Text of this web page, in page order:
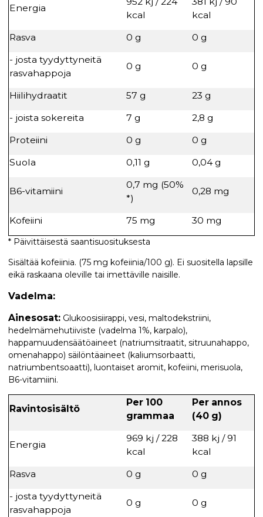
Energia
kcal
kcal
Rasva
0 g
0 g
- josta tyydyttyneitä
rasvahappoja
0 g 0 g
Hiilihydraatit 57 g
23 g
- joista sokereita
7 g
2,8 g
Proteiini
0 g
0 g
Suola
0,11 g 0,04 g
B6-vitamiini
0,7 mg (50%
*)
0,28 mg
Kofeiini 75 mg 30 mg
* Päivittäisestä saantisuosituksesta
Sisältää kofeiinia. (75 mg kofeiinia/100 g). Ei suositella lapsille
eikä raskaana oleville tai imettäville naisille.
Vadelma:
Ainesosat: Glukoosisiirappi, vesi, maltodekstriini,
hedelmämehutiiviste (vadelma 1%, karpalo),
happamuudensäätöaineet (natriumsitraatit, sitruunahappo,
omenahappo) säilöntäaineet (kaliumsorbaatti,
natriumbentsoaatti), luontaiset aromit, kofeiini, merisuola,
B6-vitamiini.
Ravintosisältö
Per 100
grammaa
Per annos
(40 g)
Energia
969 kj / 228
kcal
388 kj / 91
kcal
Rasva
0 g
0 g
- josta tyydyttyneitä
rasvahappoja
0 g 0 g